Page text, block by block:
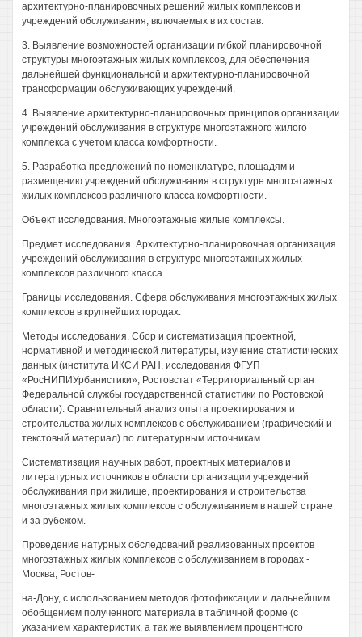
архитектурно-планировочных решений жилых комплексов и
учреждений обслуживания, включаемых в их состав.
3. Выявление возможностей организации гибкой планировочной
структуры многоэтажных жилых комплексов, для обеспечения
дальнейшей функциональной и архитектурно-планировочной
трансформации обслуживающих учреждений.
4. Выявление архитектурно-планировочных принципов организации
учреждений обслуживания в структуре многоэтажного жилого
комплекса с учетом класса комфортности.
5. Разработка предложений по номенклатуре, площадям и
размещению учреждений обслуживания в структуре многоэтажных
жилых комплексов различного класса комфортности.
Объект исследования. Многоэтажные жилые комплексы.
Предмет исследования. Архитектурно-планировочная организация
учреждений обслуживания в структуре многоэтажных жилых
комплексов различного класса.
Границы исследования. Сфера обслуживания многоэтажных жилых
комплексов в крупнейших городах.
Методы исследования. Сбор и систематизация проектной,
нормативной и методической литературы, изучение статистических
данных (института ИКСИ РАН, исследования ФГУП
«РосНИПИУрбанистики», Ростовстат «Территориальный орган
Федеральной службы государственной статистики по Ростовской
области). Сравнительный анализ опыта проектирования и
строительства жилых комплексов с обслуживанием (графический и
текстовый материал) по литературным источникам.
Систематизация научных работ, проектных материалов и
литературных источников в области организации учреждений
обслуживания при жилище, проектирования и строительства
многоэтажных жилых комплексов с обслуживанием в нашей стране
и за рубежом.
Проведение натурных обследований реализованных проектов
многоэтажных жилых комплексов с обслуживанием в городах -
Москва, Ростов-
на-Дону, с использованием методов фотофиксации и дальнейшим
обобщением полученного материала в табличной форме (с
указанием характеристик, а так же выявлением процентного